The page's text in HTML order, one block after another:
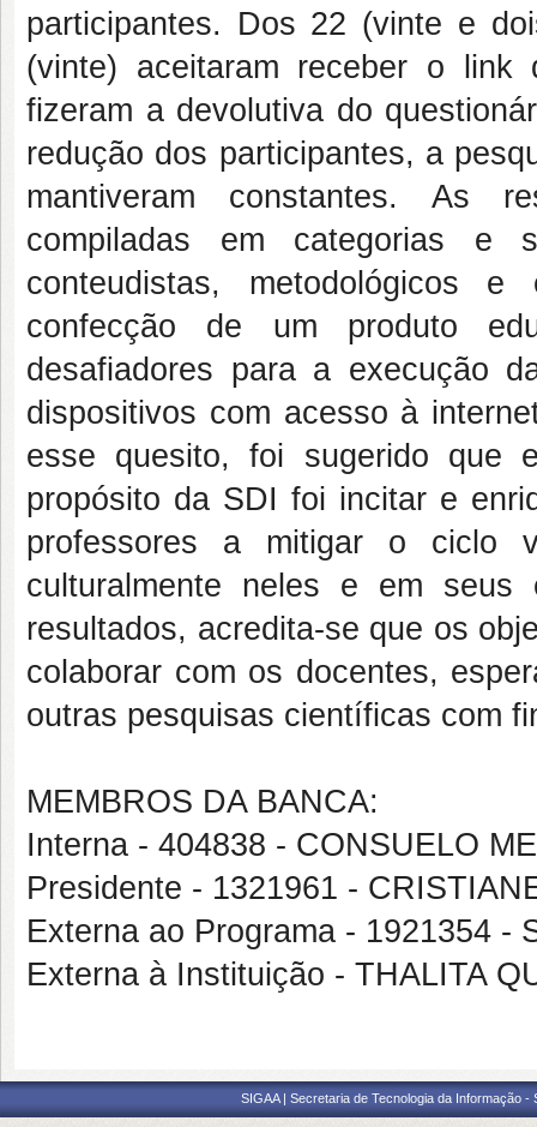
participantes. Dos 22 (vinte e
(vinte) aceitaram receber o link
fizeram a devolutiva do
redução dos participantes, a
mantiveram constantes. As
compiladas em categorias e
conteudistas, metodológicos
confecção de um produto
desafiadores para a execução
dispositivos com acesso à
esse quesito, foi sugerido que
propósito da SDI foi incitar e
professores a mitigar o ciclo
culturalmente neles e em
resultados, acredita-se que os
colaborar com os docentes,
outras pesquisas científicas com
MEMBROS DA BANCA:
Interna - 404838 - CONSUELO
Presidente - 1321961 -
Externa ao Programa - 1921354 -
Externa à Instituição - THALITA
SIGAA | Secretaria de Tecnologia da Informação